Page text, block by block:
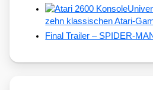
zehn klassischen Atari-
Final Trailer – SPIDER-